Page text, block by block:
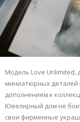
Модель Love Unlimited,
миниатюрных деталей
дополнением к
Ювелирный дом не
свои фирменные